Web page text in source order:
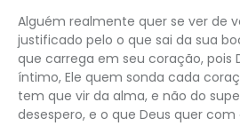
Alguém realmente quer se ver de
justificado pelo o que sai da sua
que carrega em seu coração, pois
íntimo, Ele quem sonda cada
tem que vir da alma, e não do
desespero, e o que Deus quer com